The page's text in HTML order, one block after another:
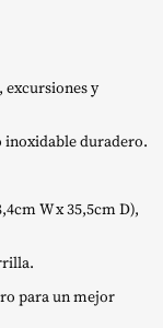
excursiones y
inoxidable duradero.
W x 35,5cm D),
para un mejor